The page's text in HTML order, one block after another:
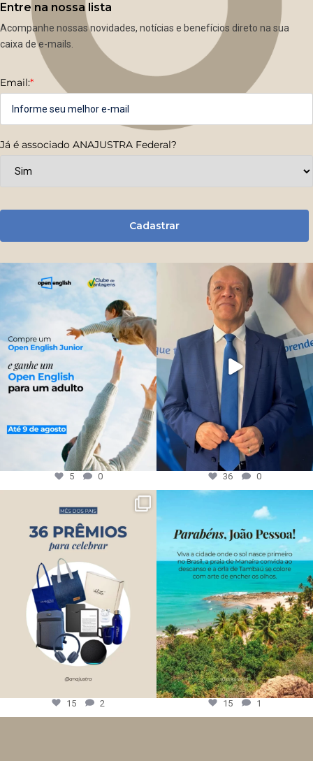
Entre na nossa lista
Acompanhe nossas novidades, notícias e benefícios direto na sua
caixa de e-mails.
Email:*
Já é associado ANAJUSTRA Federal?
Cadastrar
5 0 36 0
15 2 15 1